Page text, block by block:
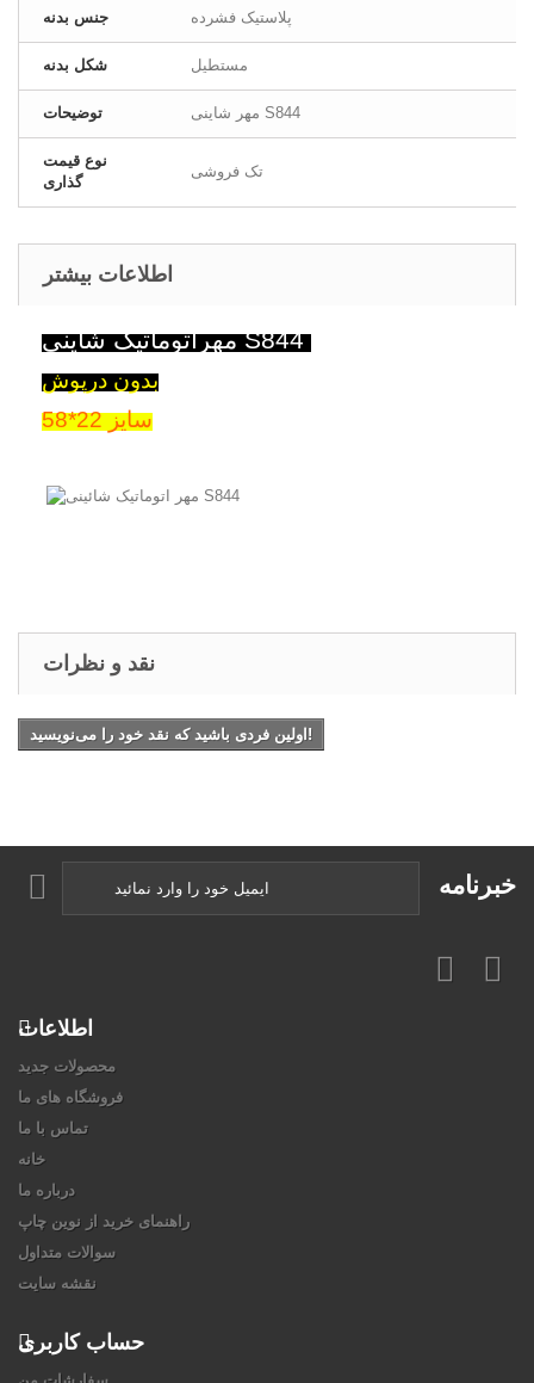
جنس بدنه پلاستیک فشرده
شکل بدنه مستطیل
توضیحات مهر شاینی S844
نوع قیمت
گذاری
تک فروشی
اطلاعات بیشتر
مهراتوماتیک شايني S844
بدون درپوش
سایز 22*58
نقد و نظرات
اولین فردی باشید که نقد خود را می‌نویسید!
خبرنامه
اطلاعات
محصولات جدید
فروشگاه های ما
تماس با ما
خانه
درباره ما
راهنمای خرید از نوین چاپ
سوالات متداول
نقشه سایت
حساب کاربری